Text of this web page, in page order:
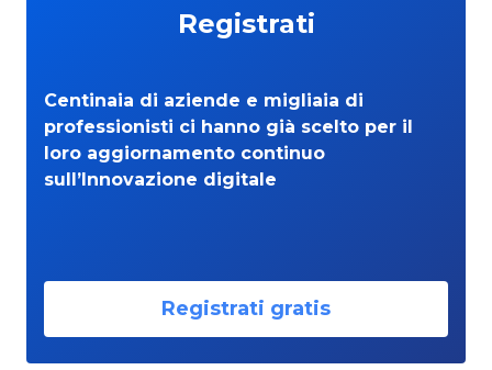
Registrati
Centinaia di aziende e migliaia di
professionisti ci hanno già scelto per il
loro aggiornamento continuo
sull’Innovazione digitale
Registrati gratis